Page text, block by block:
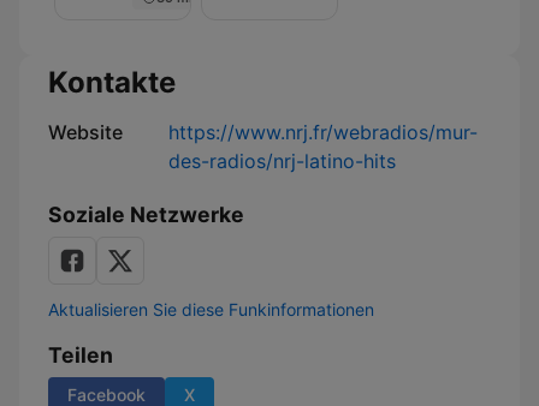
sur
NRJ
Kontakte
Website
https://www.nrj.fr/webradios/mur-
des-radios/nrj-latino-hits
Soziale Netzwerke
Aktualisieren Sie diese Funkinformationen
Teilen
Facebook X